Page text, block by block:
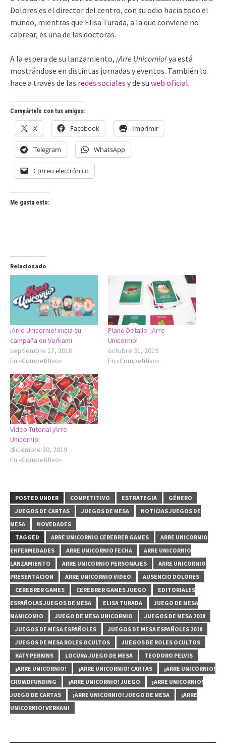
Dolores es el director del centro, con su odio hacia todo el
mundo, mientras que Elisa Turada, a la que conviene no
cabrear, es una de las doctoras.
A la espera de su lanzamiento, ¡Arre Unicornio! ya está
mostrándose en distintas jornadas y eventos. También lo
hace a través de las redes sociales y de su web oficial.
Compártelo con tus amigos:
X Facebook Imprimir
Telegram WhatsApp
Correo electrónico
Me gusta esto:
Relacionado
¡Arre Unicornio! inicia su
campaña en Verkami
septiembre 17, 2018
En «Competitivo»
Plano Detalle: ¡Arre
Unicornio!
octubre 31, 2019
En «Competitivo»
Vídeo Tutorial ¡Arre
Unicornio!
diciembre 30, 2019
En «Competitivo»
POSTED UNDER COMPETITIVO ESTRATEGIA
GÉNERO
JUEGOS DE CARTAS
JUEGOS DE MESA
NOTICIAS JUEGOS DE
MESA
NOVEDADES
TAGGED
ARRE UNICORNIO CEREBRER GAMES
ARRE UNICORNIO
ENFERMEDADES
ARRE UNICORNIO FECHA
ARRE UNICORNIO
LANZAMIENTO
ARRE UNICORNIO PERSONAJES
ARRE UNICORNIO
PRESENTACION
ARRE UNICORNIO VIDEO
AUSENCIO DOLORES
CEREBRER GAMES
CEREBRER GAMES JUEGO
EDITORIALES
ESPAÑOLAS JUEGOS DE MESA
ELISA TURADA
JUEGO DE MESA
MANICOMIO
JUEGO DE MESA UNICORNIO
JUEGOS DE MESA 2018
JUEGOS DE MESA ESPAÑOLES
JUEGOS DE MESA ESPAÑOLES 2018
JUEGOS DE MESA ROLES OCULTOS
JUEGOS DE ROLES OCULTOS
KATY PERKINS
LOCURA JUEGO DE MESA
TEODORO PELVIS
¡ARRE UNICORNIO!
¡ARRE UNICORNIO! CARTAS
¡ARRE UNICORNIO!
CROWDFUNDING
¡ARRE UNICORNIO! JUEGO
¡ARRE UNICORNIO!
JUEGO DE CARTAS
¡ARRE UNICORNIO! JUEGO DE MESA
¡ARRE
UNICORNIO! VERKAMI